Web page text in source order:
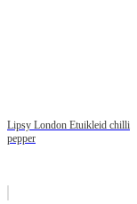
Lipsy London Etuikleid chilli
pepper